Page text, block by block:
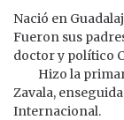
Nació en
Fueron sus
doctor y político
Hizo la
Zavala,
Internacional.